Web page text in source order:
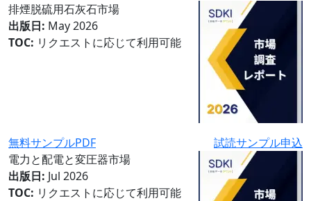
排煙脱硫用石灰石市場
出版日: May 2026
TOC: リクエストに応じて利用可能
無料サンプルPDF
試読サンプル申込
電力と配電と変圧器市場
出版日: Jul 2026
TOC: リクエストに応じて利用可能